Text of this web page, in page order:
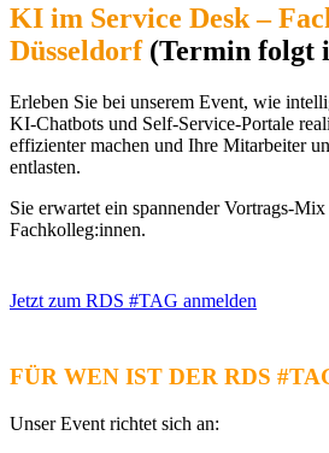
KI im Service Desk –
Düsseldorf (Termin folgt
Erleben Sie bei unserem Event, wie
KI-Chatbots und Self-Service-Portale
effizienter machen und Ihre Mitarbeiter
entlasten.
Sie erwartet ein spannender Vortrags-
Fachkolleg:innen.
Jetzt zum RDS #TAG anmelden
FÜR WEN IST DER RDS
Unser Event richtet sich an: